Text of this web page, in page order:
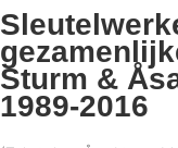
Sturm &
1989-2016